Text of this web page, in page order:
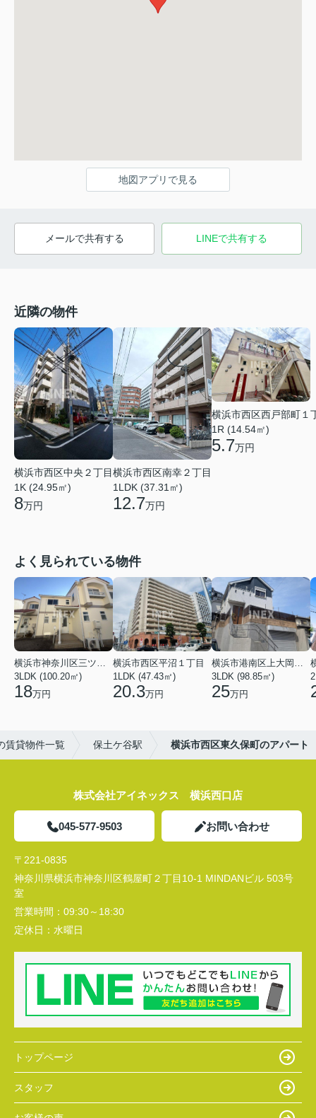
地図アプリで見る
メールで共有する LINEで共有する
近隣の物件
横浜市西区中央２丁目
1K (24.95㎡)
8万円
横浜市西区南幸２丁目
1LDK (37.31㎡)
12.7万円
横浜市西区西戸部町１
1R (14.54㎡)
5.7万円
よく見られている物件
横浜市神奈川区三ツ沢上町
3LDK (100.20㎡)
18万円
横浜市西区平沼１丁目
1LDK (47.43㎡)
20.3万円
横浜市港南区上大岡東２丁目
3LDK (98.85㎡)
25万円
賃貸物件一覧 保土ケ谷駅 横浜市西区東久保町のアパート
株式会社アイネックス 横浜西口店
045-577-9503 お問い合わせ
〒221-0835
神奈川県横浜市神奈川区鶴屋町２丁目10-1 MINDANビル 503号
室
営業時間： 09:30～18:30
定休日： 水曜日
トップページ
スタッフ